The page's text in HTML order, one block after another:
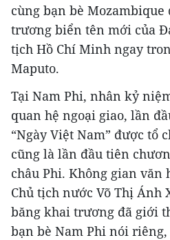
cùng bạn bè Mozambique
trương biển tên mới của
tịch Hồ Chí Minh ngay
Maputo.
Tại Nam Phi, nhân kỷ
quan hệ ngoại giao, lần
“Ngày Việt Nam” được tổ
cũng là lần đầu tiên
châu Phi. Không gian văn
Chủ tịch nước Võ Thị Ánh
băng khai trương đã giới
bạn bè Nam Phi nói